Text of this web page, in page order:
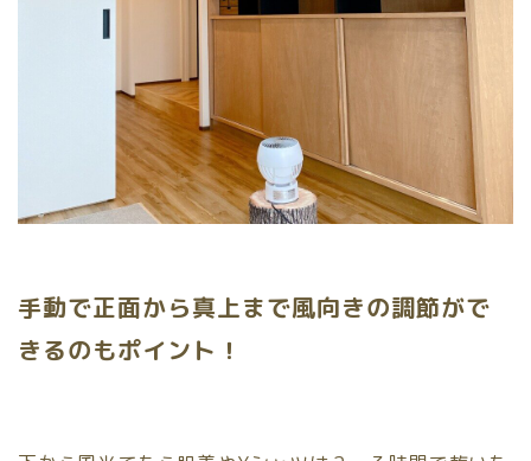
手動で正面から真上まで風向きの調節がで
きるのもポイント！